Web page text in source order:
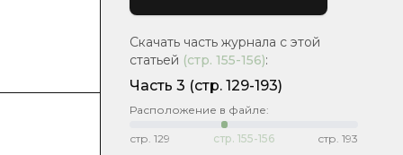
Скачать часть журнала с этой
статьей (стр. 155-156):
Часть 3 (стр. 129-193)
Расположение в файле:
стр. 129 стр. 155-156 стр. 193